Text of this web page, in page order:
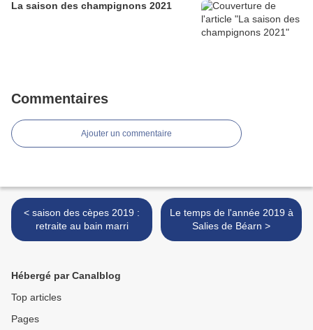
La saison des champignons 2021
Commentaires
Ajouter un commentaire
< saison des cèpes 2019 :
retraite au bain marri
Le temps de l'année 2019 à
Salies de Béarn >
Hébergé par Canalblog
Top articles
Pages